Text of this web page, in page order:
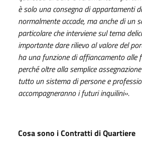
è solo una consegna di appartamenti
normalmente accade, ma anche di un
particolare che interviene sul tema
importante dare rilievo al valore del
ha una funzione di affiancamento alle
perché oltre alla semplice
tutto un sistema di persone e
accompagneranno i futuri inquilini».
Cosa sono i Contratti di Quartiere